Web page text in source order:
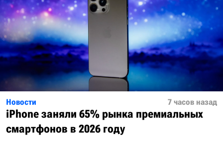
Новости 7 часов назад
iPhone заняли 65% рынка премиальных
смартфонов в 2026 году